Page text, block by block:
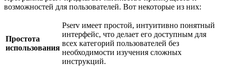
возможностей для пользователей. Вот некоторые из них:
Простота
использования
Pserv имеет простой, интуитивно понятный
интерфейс, что делает его доступным для
всех категорий пользователей без
необходимости изучения сложных
инструкций.